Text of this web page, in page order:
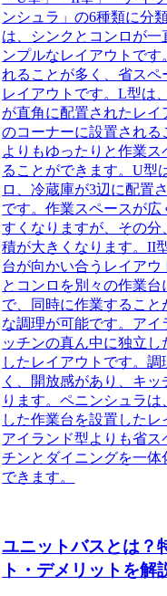
ンシュラ 」の6種類に分
は、シンクとコンロが一
ンプルなレイアウトです
れることが多く、省スペ
レイアウトです。L型は
が直角に配置されたレイ
のコーナーに設置される
よりもゆったりと作業ス
ることができます。U型
ロ、冷蔵庫が3辺に配置
です。作業スペースが広
すくなりますが、その分
積が大きくなります。II
台が向かい合うレイアウ
とコンロを別々の作業台
で、同時に作業すること
な調理が可能です。 アイ
ッチンの真ん中に独立し
したレイアウトです。
く、開放感があり、キ
ります。ペニンシュラは
した作業台を設置したレ
アイランド型よりも省ス
チンとダイニングを一体
できます。
ユニットバスとは？
ト・デメリットを解